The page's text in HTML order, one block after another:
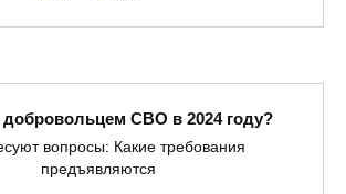
добровольцем СВО в 2024 году?
вопросы: Какие требования
предъявляются